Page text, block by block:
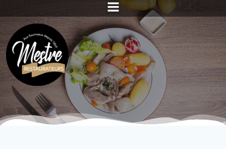
Aller
au
contenu